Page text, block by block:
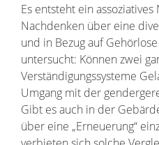
Es entsteht ein
Nachdenken über eine
und in Bezug auf
untersucht: Können zwei
Verständigungssysteme
Umgang mit der
Gibt es auch in der
über eine „Erneuerung“